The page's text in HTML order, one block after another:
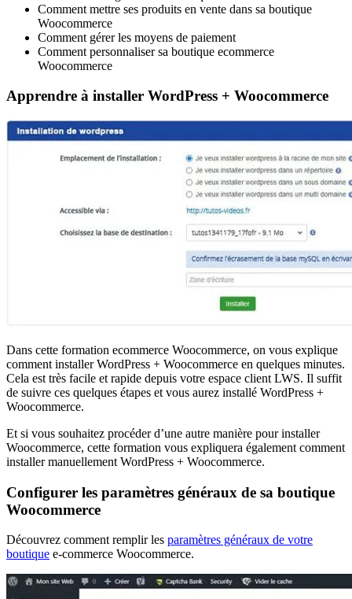
Comment mettre ses produits en vente dans sa boutique
Woocommerce
Comment gérer les moyens de paiement
Comment personnaliser sa boutique ecommerce
Woocommerce
Apprendre à installer WordPress + Woocommerce
Dans cette formation ecommerce Woocommerce, on vous explique
comment installer WordPress + Woocommerce en quelques minutes.
Cela est très facile et rapide depuis votre espace client LWS. Il suffit
de suivre ces quelques étapes et vous aurez installé WordPress +
Woocommerce.
Et si vous souhaitez procéder d’une autre manière pour installer
Woocommerce, cette formation vous expliquera également comment
installer manuellement WordPress + Woocommerce.
Configurer les paramètres généraux de sa boutique
Woocommerce
Découvrez comment remplir les paramètres généraux de votre
boutique e-commerce Woocommerce.